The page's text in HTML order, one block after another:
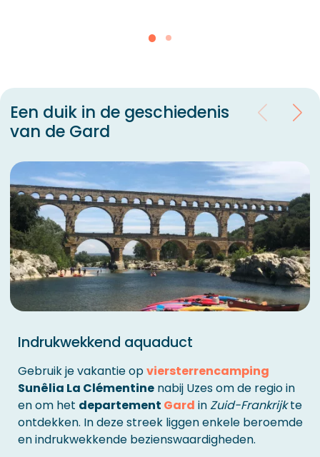
Een duik in de geschiedenis
van de Gard
Indrukwekkend aquaduct
Gebruik je vakantie opviersterrencamping
Sunêlia La Clémentinenabij Uzes om de regio in
en om het departement Gard inZuid-Frankrijkte
ontdekken. In deze streek liggen enkele beroemde
en indrukwekkende bezienswaardigheden.